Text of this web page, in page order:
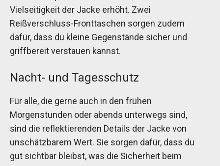
Vielseitigkeit der Jacke erhöht. Zwei
Reißverschluss-Fronttaschen sorgen zudem
dafür, dass du kleine Gegenstände sicher und
griffbereit verstauen kannst.
Nacht- und Tagesschutz
Für alle, die gerne auch in den frühen
Morgenstunden oder abends unterwegs sind,
sind die reflektierenden Details der Jacke von
unschätzbarem Wert. Sie sorgen dafür, dass du
gut sichtbar bleibst, was die Sicherheit beim